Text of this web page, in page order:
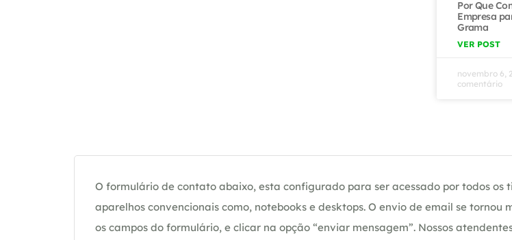
Por Que
Empresa
Grama
VER POST
novembro 6,
comentário
O formulário de contato abaixo, esta configurado para ser acessado por todos os
aparelhos convencionais como, notebooks e desktops. O envio de email se
os campos do formulário, e clicar na opção “enviar mensagem”. Nossos